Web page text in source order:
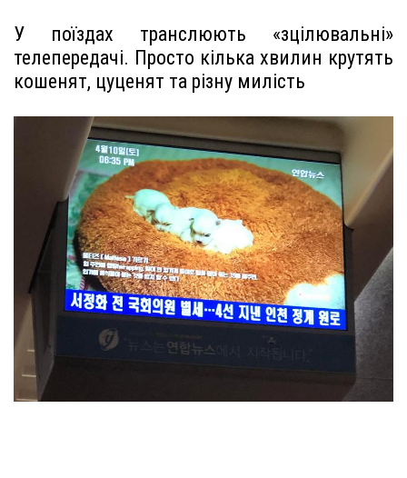
У поїздах транслюють «зцілювальні»
телепередачі. Просто кілька хвилин крутять
кошенят, цуценят та різну милість